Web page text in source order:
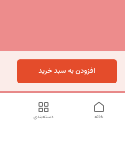
افزودن به سبد خرید
دسته‌بندی خانه